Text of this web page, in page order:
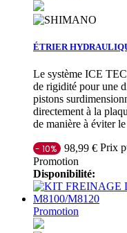
ÉTRIER
Le système ICE
de rigidité pour une
pistons
directement à la
de manière à éviter
- 10% 98,99 € Prix
Promotion
Disponibilité:
Promotion